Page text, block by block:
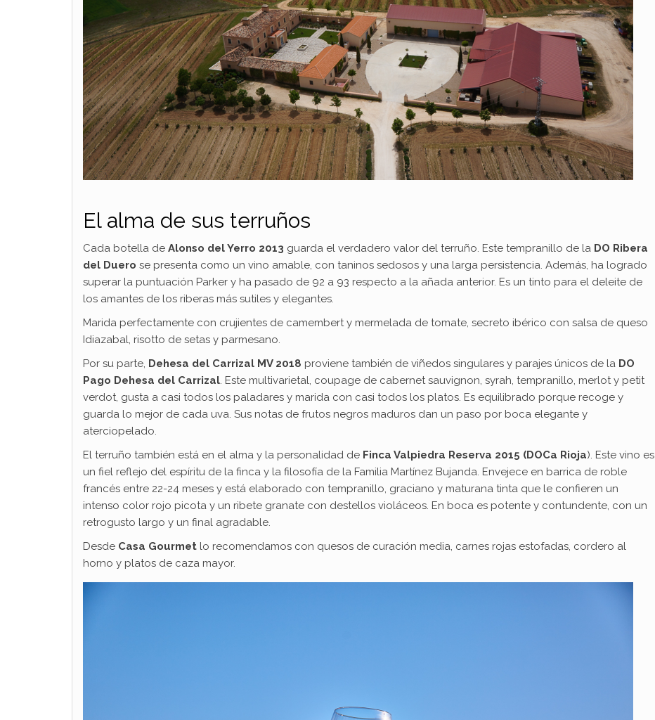
El alma de sus terruños
Cada botella de Alonso del Yerro 2013 guarda el verdadero valor del terruño. Este tempranillo de la DO Ribera
del Duero se presenta como un vino amable, con taninos sedosos y una larga persistencia. Además, ha logrado
superar la puntuación Parker y ha pasado de 92 a 93 respecto a la añada anterior. Es un tinto para el deleite de
los amantes de los riberas más sutiles y elegantes.
Marida perfectamente con crujientes de camembert y mermelada de tomate, secreto ibérico con salsa de queso
Idiazabal, risotto de setas y parmesano.
Por su parte, Dehesa del Carrizal MV 2018 proviene también de viñedos singulares y parajes únicos de la DO
Pago Dehesa del Carrizal. Este multivarietal, coupage de cabernet sauvignon, syrah, tempranillo, merlot y petit
verdot, gusta a casi todos los paladares y marida con casi todos los platos. Es equilibrado porque recoge y
guarda lo mejor de cada uva. Sus notas de frutos negros maduros dan un paso por boca elegante y
aterciopelado.
El terruño también está en el alma y la personalidad de Finca Valpiedra Reserva 2015 (DOCa Rioja). Este vino es
un fiel reflejo del espíritu de la finca y la filosofía de la Familia Martínez Bujanda. Envejece en barrica de roble
francés entre 22-24 meses y está elaborado con tempranillo, graciano y maturana tinta que le confieren un
intenso color rojo picota y un ribete granate con destellos violáceos. En boca es potente y contundente, con un
retrogusto largo y un final agradable.
Desde Casa Gourmet lo recomendamos con quesos de curación media, carnes rojas estofadas, cordero al
horno y platos de caza mayor.